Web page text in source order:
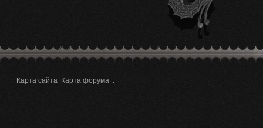
Карта сайта Карта форума